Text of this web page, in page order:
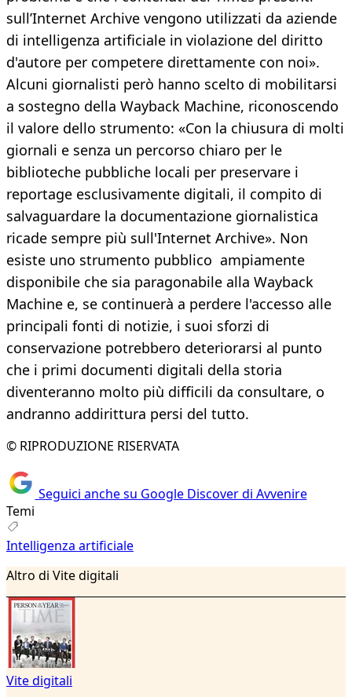
sull’Internet Archive vengono utilizzati da aziende
di intelligenza artificiale in violazione del diritto
d'autore per competere direttamente con noi».
Alcuni giornalisti però hanno scelto di mobilitarsi
a sostegno della Wayback Machine, riconoscendo
il valore dello strumento: «Con la chiusura di molti
giornali e senza un percorso chiaro per le
biblioteche pubbliche locali per preservare i
reportage esclusivamente digitali, il compito di
salvaguardare la documentazione giornalistica
ricade sempre più sull'Internet Archive». Non
esiste uno strumento pubblico ampiamente
disponibile che sia paragonabile alla Wayback
Machine e, se continuerà a perdere l'accesso alle
principali fonti di notizie, i suoi sforzi di
conservazione potrebbero deteriorarsi al punto
che i primi documenti digitali della storia
diventeranno molto più difficili da consultare, o
andranno addirittura persi del tutto.
© RIPRODUZIONE RISERVATA
Seguici anche su Google Discover di Avvenire
Temi
Intelligenza artificiale
Altro di Vite digitali
Vite digitali